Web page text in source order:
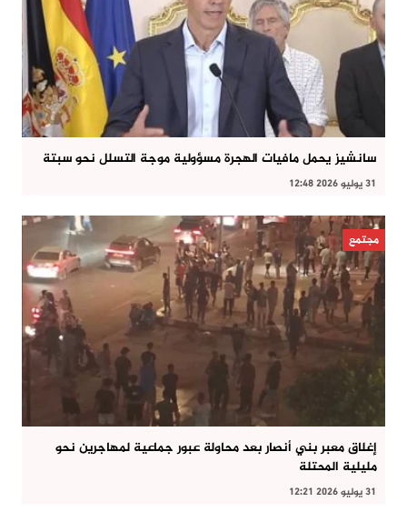
سانشيز يحمل مافيات الهجرة مسؤولية موجة التسلل نحو سبتة
31 يوليو 2026 12:48
مجتمع
إغلاق معبر بني أنصار بعد محاولة عبور جماعية لمهاجرين نحو
مليلية المحتلة
31 يوليو 2026 12:21